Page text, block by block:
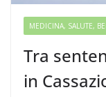
MEDICINA, SALUTE,
Tra
in